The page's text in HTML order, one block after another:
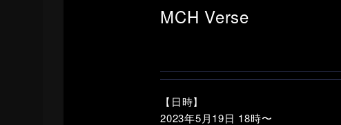
MCH Verse
【日時】
2023年5月19日 18時〜